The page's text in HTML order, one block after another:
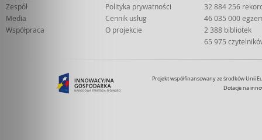
Zespół
Media
Współpraca
Polityka prywatności
Cennik usług
O projekcie
32 884 256
46 035 000
2 388 bibliotek
65 975
Projekt współfinansowany ze środków Unii
Dotacje na